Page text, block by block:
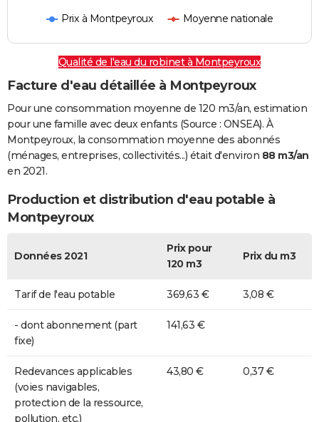
Prix à Montpeyroux Moyenne nationale
Qualité de l'eau du robinet à Montpeyroux
Facture d'eau détaillée à Montpeyroux
Pour une consommation moyenne de 120 m3/an, estimation
pour une famille avec deux enfants (Source : ONSEA). À
Montpeyroux, la consommation moyenne des abonnés
(ménages, entreprises, collectivités...) était d'environ 88 m3/an
en 2021.
Production et distribution d'eau potable à
Montpeyroux
Données 2021
Prix pour
120 m3
Prix du m3
Tarif de l'eau potable 369,63 € 3,08 €
- dont abonnement (part
fixe)
141,63 €
Redevances applicables
(voies navigables,
protection de la ressource,
pollution, etc.)
43,80 € 0,37 €